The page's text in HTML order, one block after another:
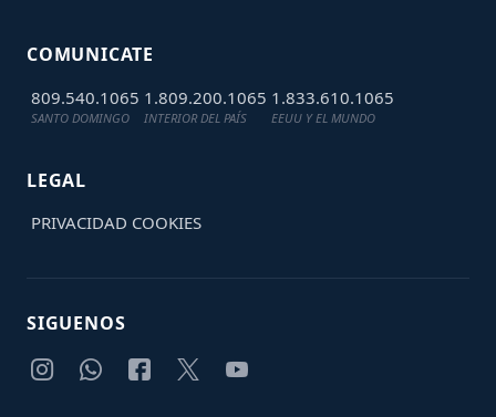
COMUNICATE
809.540.1065
SANTO DOMINGO
1.809.200.1065
INTERIOR DEL PAÍS
1.833.610.1065
EEUU Y EL MUNDO
LEGAL
PRIVACIDAD COOKIES
SIGUENOS